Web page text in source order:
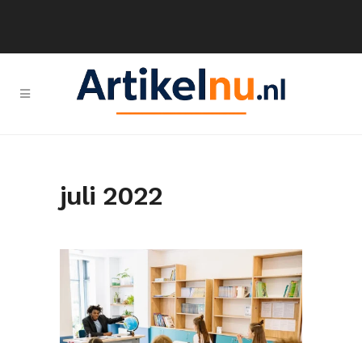
juli 2022